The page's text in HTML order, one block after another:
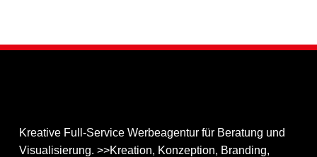
Kreative Full-Service Werbeagentur für Beratung und
Visualisierung. >>Kreation, Konzeption, Branding,